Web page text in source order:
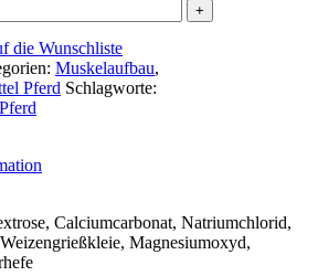
die Wunschliste
Muskelaufbau,
Pferd Schlagworte:
Pferd
Calciumcarbonat, Natriumchlorid,
Magnesiumoxyd,